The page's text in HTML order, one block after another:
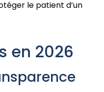
le patient d’un
en 2026